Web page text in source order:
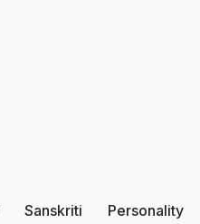
Sanskriti Personality